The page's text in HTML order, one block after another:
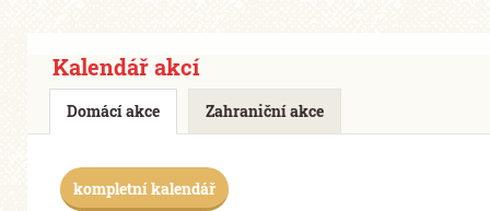
Kalendář akcí
Domácí akce Zahraniční akce
kompletní kalendář